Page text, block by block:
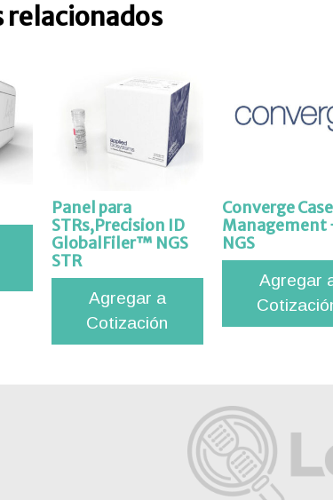
relacionados
Panel para
STRs,Precision ID
GlobalFiler™ NGS
STR
Agregar a
Cotización
Converge Case
Management
NGS
Agregar